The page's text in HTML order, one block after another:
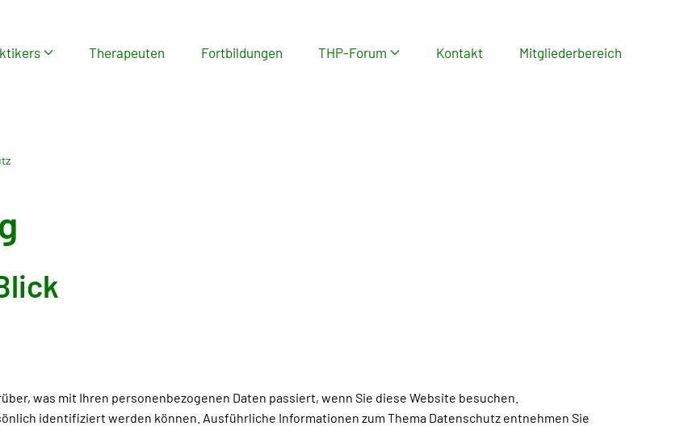
Therapeuten Fortbildungen THP-Forum Kontakt Mitgliederbereich
was mit Ihren personenbezogenen Daten passiert, wenn Sie diese Website besuchen.
identifiziert werden können. Ausführliche Informationen zum Thema Datenschutz entnehmen Sie